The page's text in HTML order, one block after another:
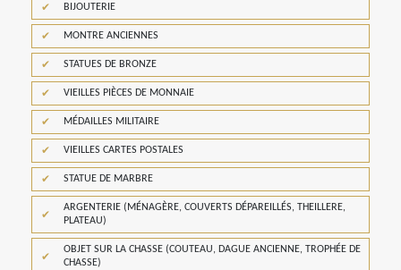
BIJOUTERIE
MONTRE ANCIENNES
STATUES DE BRONZE
VIEILLES PIÈCES DE MONNAIE
MÉDAILLES MILITAIRE
VIEILLES CARTES POSTALES
STATUE DE MARBRE
ARGENTERIE (MÉNAGÈRE, COUVERTS DÉPAREILLÉS, THEILLERE,
PLATEAU)
OBJET SUR LA CHASSE (COUTEAU, DAGUE ANCIENNE, TROPHÉE DE
CHASSE)